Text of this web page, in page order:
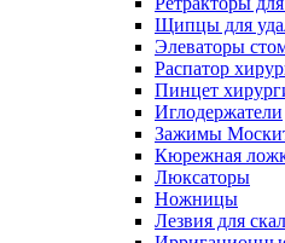
Щипцы для
Элеваторы
Распатор
Пинцет
Иглодержатели
Зажимы
Кюрежная
Люксаторы
Ножницы
Лезвия для